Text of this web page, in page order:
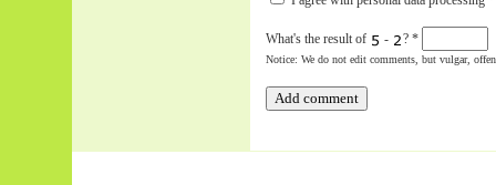
What's the result of - ? *
Notice: We do not edit comments, but vulgar,